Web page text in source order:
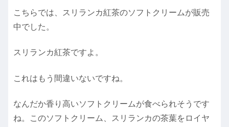
こちらでは、スリランカ紅茶のソフトクリームが販売
中でした。
スリランカ紅茶ですよ。
これはもう間違いないですね。
なんだか香り高いソフトクリームが食べられそうです
ね。このソフトクリーム、スリランカの茶葉をロイヤ